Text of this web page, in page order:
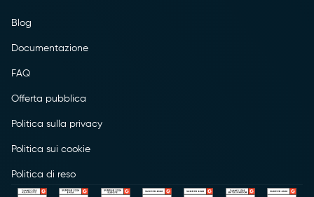
Blog
Documentazione
FAQ
Offerta pubblica
Politica sulla privacy
Politica sui cookie
Politica di reso